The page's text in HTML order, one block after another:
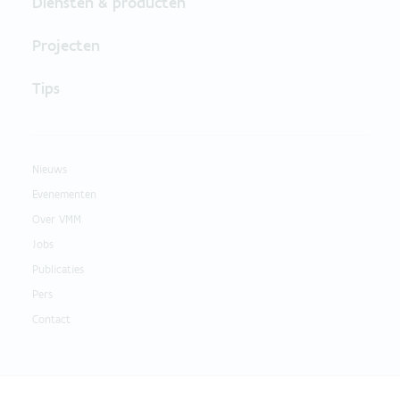
Projecten
Tips
Nieuws
Evenementen
Over VMM
Jobs
Publicaties
Pers
Contact